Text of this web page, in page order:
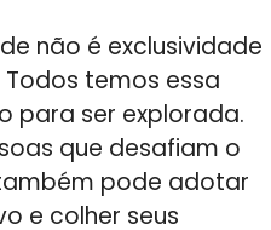
não é exclusividade
temos essa
para ser explorada.
que desafiam o
pode adotar
e colher seus